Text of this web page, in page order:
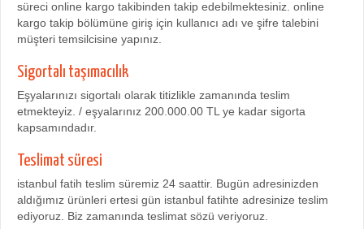
süreci online kargo takibinden takip edebilmektesiniz. online
kargo takip bölümüne giriş için kullanıcı adı ve şifre talebini
müşteri temsilcisine yapınız.
Sigortalı taşımacılık
Eşyalarınızı sigortalı olarak titizlikle zamanında teslim
etmekteyiz. / eşyalarınız 200.000.00 TL ye kadar sigorta
kapsamındadır.
Teslimat süresi
istanbul fatih teslim süremiz 24 saattir. Bugün adresinizden
aldığımız ürünleri ertesi gün istanbul fatihte adresinize teslim
ediyoruz. Biz zamanında teslimat sözü veriyoruz.